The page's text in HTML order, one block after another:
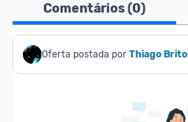
Comentários (0)
Oferta postada por Thiago Brito